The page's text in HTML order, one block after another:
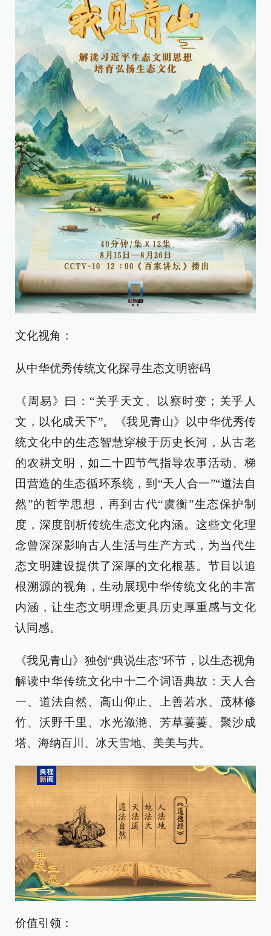
文化视角：
从中华优秀传统文化探寻生态文明密码
《周易》曰：“关乎天文、以察时变；关乎人
文，以化成天下”。《我见青山》以中华优秀传
统文化中的生态智慧穿梭于历史长河，从古老
的农耕文明，如二十四节气指导农事活动、梯
田营造的生态循环系统，到“天人合一”“道法自
然”的哲学思想，再到古代“虞衡”生态保护制
度，深度剖析传统生态文化内涵。这些文化理
念曾深深影响古人生活与生产方式，为当代生
态文明建设提供了深厚的文化根基。节目以追
根溯源的视角，生动展现中华传统文化的丰富
内涵，让生态文明理念更具历史厚重感与文化
认同感。
《我见青山》独创“典说生态”环节，以生态视角
解读中华传统文化中十二个词语典故：天人合
一、道法自然、高山仰止、上善若水、茂林修
竹、沃野千里、水光潋滟、芳草萋萋、聚沙成
塔、海纳百川、冰天雪地、美美与共。
价值引领：